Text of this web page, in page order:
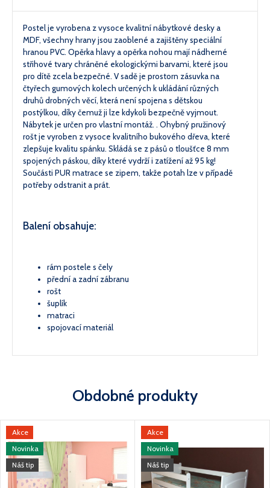
Postel je vyrobena z vysoce kvalitní nábytkové desky a
MDF, všechny hrany jsou zaoblené a zajištěny speciální
hranou PVC. Opěrka hlavy a opěrka nohou mají nádherné
střihové tvary chráněné ekologickými barvami, které jsou
pro dítě zcela bezpečné. V sadě je prostorn zásuvka na
čtyřech gumových kolech určených k ukládání různých
druhů drobných věcí, která není spojena s dětskou
postýlkou, díky čemuž ji lze kdykoli bezpečně vyjmout.
Nábytek je určen pro vlastní montáž. . Ohybný pružinový
rošt je vyroben z vysoce kvalitního bukového dřeva, které
zlepšuje kvalitu spánku. Skládá se z pásů o tloušťce 8 mm
spojených páskou, díky které vydrží i zatížení až 95 kg!
Součásti PUR matrace se zipem, takže potah lze v případě
potřeby odstranit a prát.
Balení obsahuje:
rám postele s čely
přední a zadní zábranu
rošt
šuplík
matraci
spojovací materiál
Obdobné produkty
Akce
Novinka
Náš tip
Akce
Novinka
Náš tip